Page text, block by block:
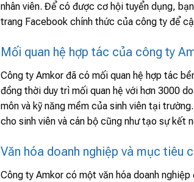
nhân viên. Để có được cơ hội tuyển dụng,
trang Facebook chính thức của công ty để
Mối quan hệ hợp tác của công ty
Công ty Amkor đã có mối quan hệ hợp tác
đồng thời duy trì mối quan hệ với hơn 3000
môn và kỹ năng mềm của sinh viên tại
cho sinh viên và cán bộ cũng như tạo sự kết
Văn hóa doanh nghiệp và mục tiêu
Công ty Amkor có một văn hóa doanh